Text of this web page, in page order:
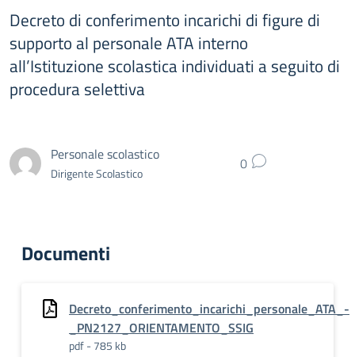
Decreto di conferimento incarichi di figure di
supporto al personale ATA interno
all’Istituzione scolastica individuati a seguito di
procedura selettiva
Personale scolastico
Dirigente Scolastico 0
Documenti
Decreto_conferimento_incarichi_personale_ATA_-
_PN2127_ORIENTAMENTO_SSIG
pdf - 785 kb